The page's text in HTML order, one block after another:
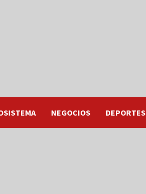
NEGOCIOS DEPORTES